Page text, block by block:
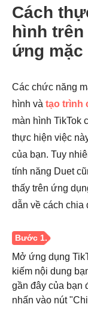
Cách
hình
ứng mặc
Các chức năng
hình và tạo trình
màn hình TikTok
thực hiện việc
của bạn. Tuy
tính năng Duet
thấy trên ứng
dẫn về cách chia
Mở ứng dụng
kiếm nội dung
gần đây của bạn
nhấn vào nút